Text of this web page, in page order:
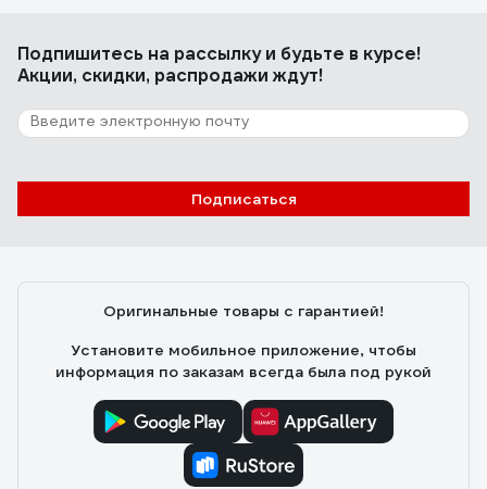
Подпишитесь на рассылкуи будьте в курсе!
Акции, скидки, распродажи ждут!
Подписаться
Оригинальные товары с гарантией!
Установите мобильное приложение, чтобы
информация по заказам всегда была под рукой